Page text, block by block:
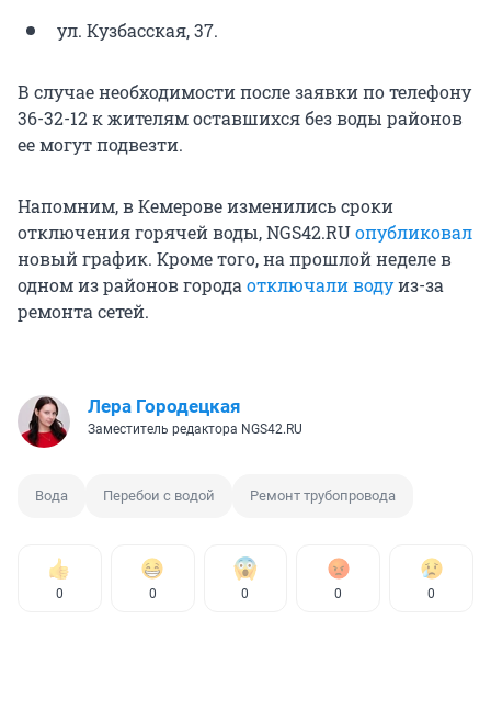
ул. Кузбасская, 37.
В случае необходимости после заявки по телефону
36-32-12 к жителям оставшихся без воды районов
ее могут подвезти.
Напомним, в Кемерове изменились сроки
отключения горячей воды, NGS42.RUопубликовал
новый график. Кроме того, на прошлой неделе в
одном из районов городаотключали водуиз-за
ремонта сетей.
Лера Городецкая
Заместитель редактора NGS42.RU
Вода Перебои с водой Ремонт трубопровода
0 0 0 0 0